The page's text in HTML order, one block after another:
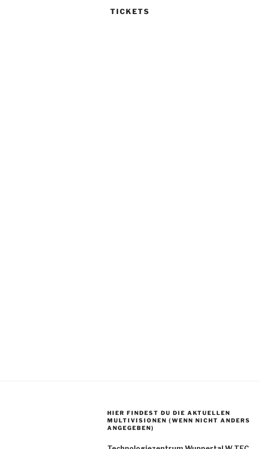
TICKETS
HIER FINDEST DU DIE AKTUELLEN
MULTIVISIONEN (WENN NICHT ANDERS
ANGEGEBEN)